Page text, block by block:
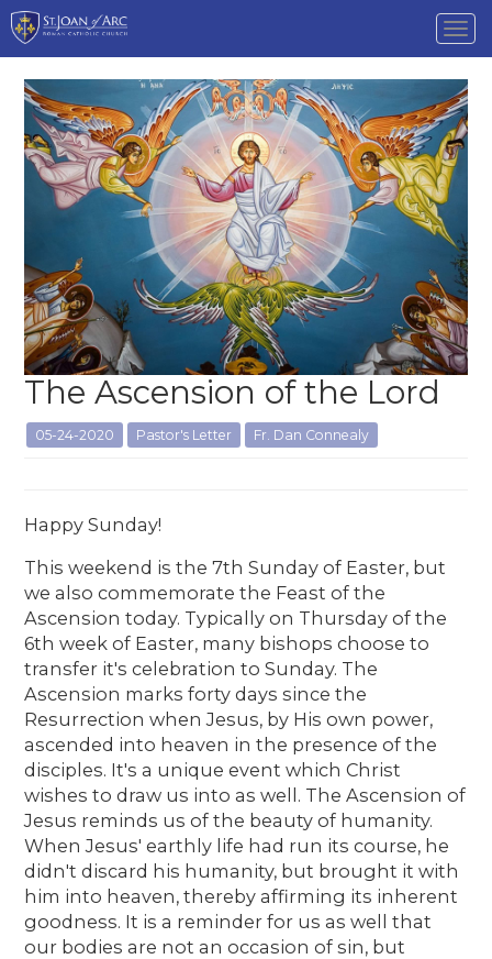
The Ascension of the Lord
05-24-2020 Pastor's Letter Fr. Dan Connealy
Happy Sunday!
This weekend is the 7th Sunday of Easter, but
we also commemorate the Feast of the
Ascension today. Typically on Thursday of the
6th week of Easter, many bishops choose to
transfer it's celebration to Sunday. The
Ascension marks forty days since the
Resurrection when Jesus, by His own power,
ascended into heaven in the presence of the
disciples. It's a unique event which Christ
wishes to draw us into as well. The Ascension of
Jesus reminds us of the beauty of humanity.
When Jesus' earthly life had run its course, he
didn't discard his humanity, but brought it with
him into heaven, thereby affirming its inherent
goodness. It is a reminder for us as well that
our bodies are not an occasion of sin, but